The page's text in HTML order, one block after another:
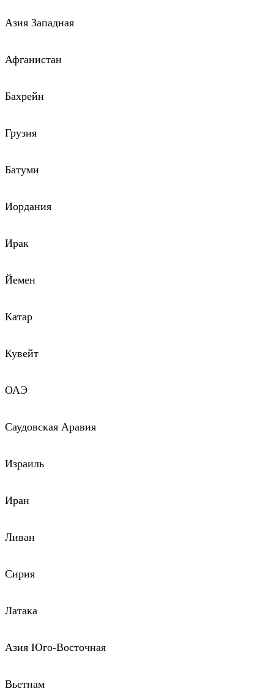
Азия Западная
Афганистан
Бахрейн
Грузия
Батуми
Иордания
Ирак
Йемен
Катар
Кувейт
ОАЭ
Саудовская Аравия
Израиль
Иран
Ливан
Сирия
Латака
Азия Юго-Восточная
Вьетнам